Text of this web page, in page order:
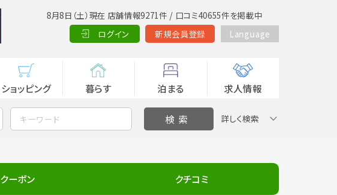
8月8日（土）現在 店舗情報9271件 / 口コミ40655件を掲載中
ログイン
新規会員登録 Language
ショッピング 暮らす 泊まる 求人情報
詳しく検索
クーポン クチコミ